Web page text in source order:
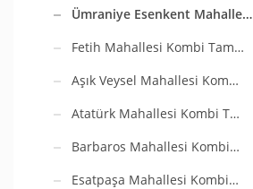
Ümraniye Esenkent Mahalle…
Fetih Mahallesi Kombi Tam…
Aşık Veysel Mahallesi Kom…
Atatürk Mahallesi Kombi T…
Barbaros Mahallesi Kombi…
Esatpaşa Mahallesi Kombi…